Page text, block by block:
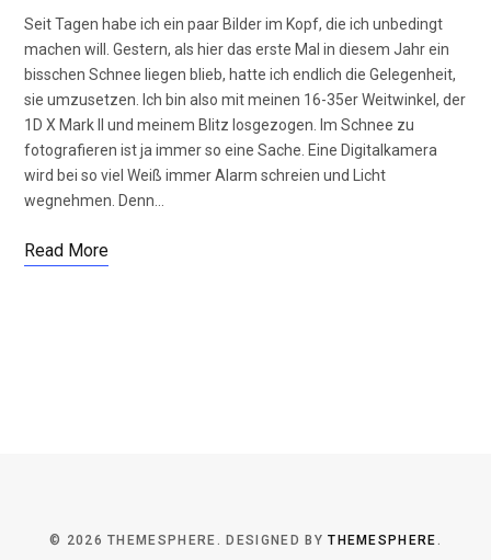
Seit Tagen habe ich ein paar Bilder im Kopf, die ich unbedingt
machen will. Gestern, als hier das erste Mal in diesem Jahr ein
bisschen Schnee liegen blieb, hatte ich endlich die Gelegenheit,
sie umzusetzen. Ich bin also mit meinen 16-35er Weitwinkel, der
1D X Mark II und meinem Blitz losgezogen. Im Schnee zu
fotografieren ist ja immer so eine Sache. Eine Digitalkamera
wird bei so viel Weiß immer Alarm schreien und Licht
wegnehmen. Denn…
Read More
© 2026 THEMESPHERE. DESIGNED BYTHEMESPHERE.